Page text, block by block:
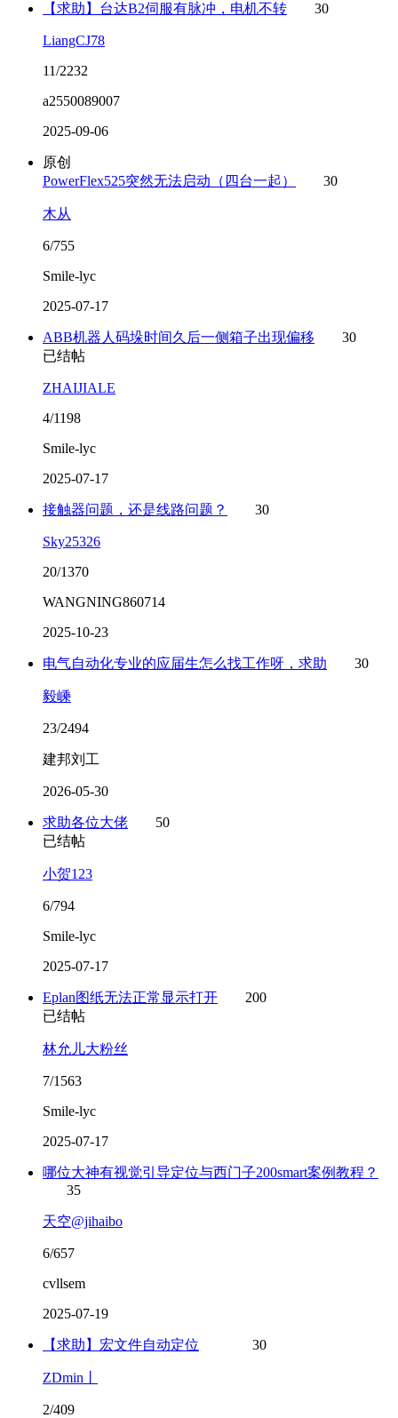
【求助】台达B2伺服有脉冲，电机不转 30
LiangCJ78
11/2232
a2550089007
2025-09-06
原创
PowerFlex525突然无法启动（四台一起）
30
木从
6/755
Smile-lyc
2025-07-17
ABB机器人码垛时间久后一侧箱子出现偏移
30
已结帖
ZHAIJIALE
4/1198
Smile-lyc
2025-07-17
接触器问题，还是线路问题？ 30
Sky25326
20/1370
WANGNING860714
2025-10-23
电气自动化专业的应届生怎么找工作呀，求助 30
毅嵊
23/2494
建邦刘工
2026-05-30
求助各位大佬
50
已结帖
小贺123
6/794
Smile-lyc
2025-07-17
Eplan图纸无法正常显示打开
200
已结帖
林允儿大粉丝
7/1563
Smile-lyc
2025-07-17
哪位大神有视觉引导定位与西门子200smart案例教程？
35
天空@jihaibo
6/657
cvllsem
2025-07-19
【求助】宏文件自动定位 30
ZDmin丨
2/409